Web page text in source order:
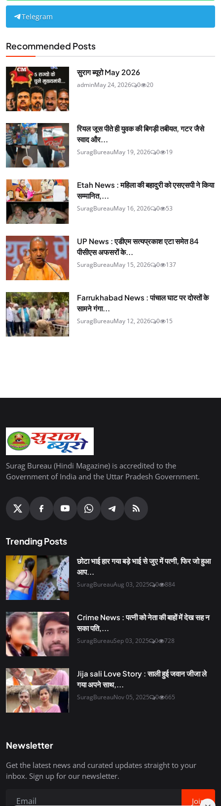
Telegram
Recommended Posts
सुराग ब्यूरो May 2026
adminMay 24, 2026 0 20
रियल जूस पीते ही युवक की बिगड़ी तबीयत, गटर जैसे
स्वाद और...
SuragBureauMay 19, 2026 0 19
Etah News : महिला की बहादुरी को एसएसपी ने किया
सम्मानित,...
SuragBureauMay 16, 2026 0 53
UP News : एडीएम सत्यप्रकाश एटा समेत 84
पीसीएस अफसरों के...
SuragBureauMay 15, 2026 0 137
Farrukhabad News : पांचाल घाट पर दोस्तों के
सामने गंगा...
SuragBureauMay 12, 2026 0 15
Surag Bureau (Hindi Magazine) is accredited to the
Government of India and the Uttar Pradesh Government.
Trending Posts
छोटा भाई हार गया बड़े भाई से जुए में पत्नी, फिर जो हुआ
आप...
SuragBureauAug 03, 2025 0 884
Crime News : पत्नी को नेता की बाहों में देख सह न
सका पति,...
SuragBureauSep 03, 2025 0 728
Jija sali Love Story : साली हुई जवान जीजा ले
गया अपने साथ,...
SuragBureauNov 05, 2025 0 665
Newsletter
Get the latest news and curated updates straight to your
inbox. Sign up for our newsletter.
Join